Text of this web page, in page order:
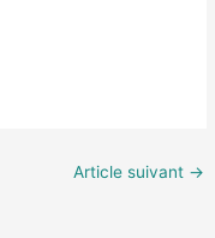
Article suivant →